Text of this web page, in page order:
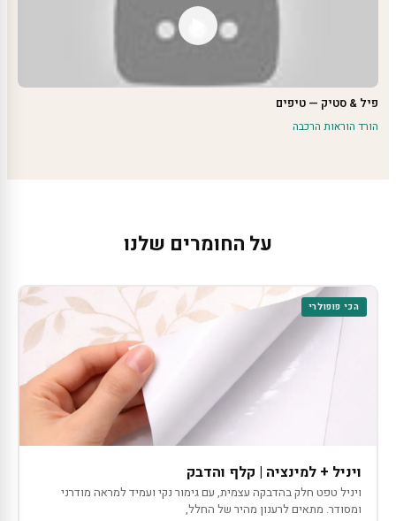
פיל & סטיק — טיפים
הורד הוראות הרכבה
על החומרים שלנו
הכי פופולרי
ויניל + למינציה | קלף והדבק
ויניל טפט חלק בהדבקה עצמית, עם גימור נקי ועמיד למראה מודרני
ומסודר. מתאים לרענון מהיר של החלל,